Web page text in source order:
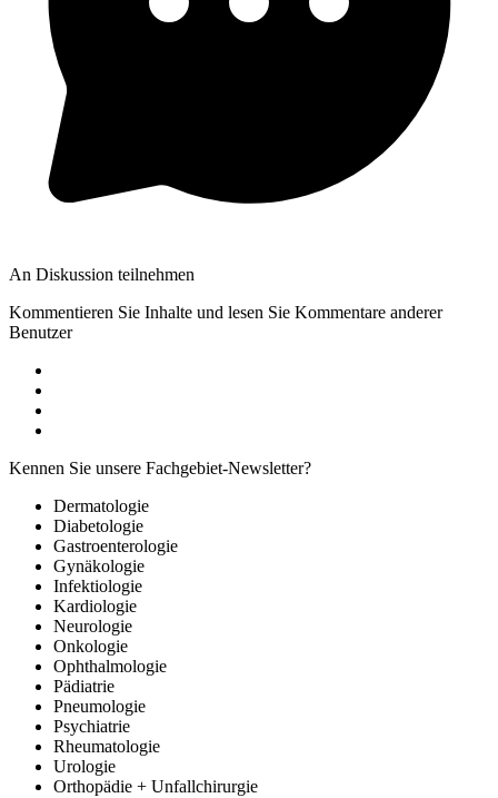
An Diskussion teilnehmen
Kommentieren Sie Inhalte und lesen Sie Kommentare anderer
Benutzer
Kennen Sie unsere Fachgebiet-Newsletter?
Dermatologie
Diabetologie
Gastroenterologie
Gynäkologie
Infektiologie
Kardiologie
Neurologie
Onkologie
Ophthalmologie
Pädiatrie
Pneumologie
Psychiatrie
Rheumatologie
Urologie
Orthopädie + Unfallchirurgie